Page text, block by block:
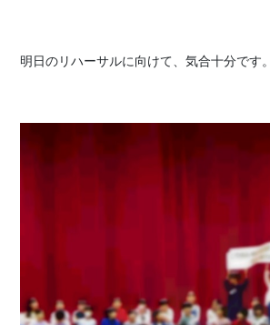
明日のリハーサルに向けて、気合十分です。